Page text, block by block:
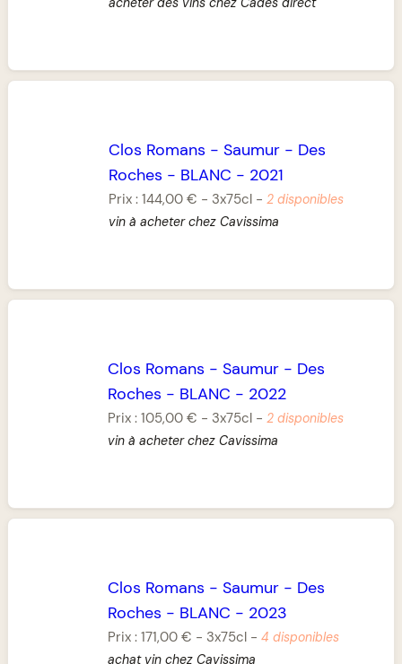
Clos Romans - Saumur- Des
Roches - BLANC - 2021
Prix : 144,00 € - 3x75cl- 2 disponibles
vin à acheter chez Cavissima
Clos Romans -Saumur - Des
Roches - BLANC - 2022
Prix :105,00 € - 3x75cl -2 disponibles
vin à acheter chez Cavissima
Clos Romans - Saumur- Des
Roches - BLANC - 2023
Prix : 171,00 € - 3x75cl- 4 disponibles
achat vin chez Cavissima